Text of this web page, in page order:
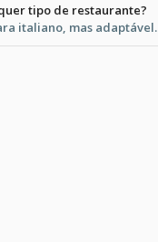
tipo de restaurante?
italiano, mas adaptável.